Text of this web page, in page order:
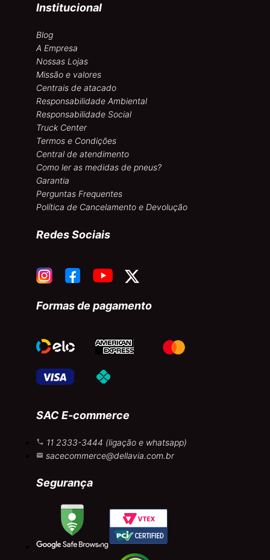
Institucional
Blog
A Empresa
Nossas Lojas
Missão e valores
Centrais de atacado
Responsabilidade Ambiental
Responsabilidade Social
Truck Center
Termos e Condições
Central de atendimento
Como ler as medidas de pneus?
Garantia
Perguntas Frequentes
Política de Cancelamento e Devolução
Redes Sociais
Formas de pagamento
SAC E-commerce
11 2333-3444 (ligação e whatsapp)
sacecommerce@dellavia.com.br
Segurança